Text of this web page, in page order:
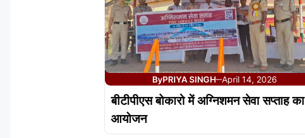
ByPRIYA SINGH—April 14, 2026
बीटीपीएस बोकारो में अग्निशमन सेवा सप्ताह का
आयोजन